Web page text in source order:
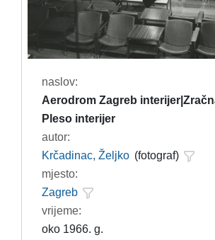
naslov:
Aerodrom Zagreb
Pleso interijer
autor:
Krčadinac, Željko (fotograf)
mjesto:
Zagreb
vrijeme:
oko 1966. g.